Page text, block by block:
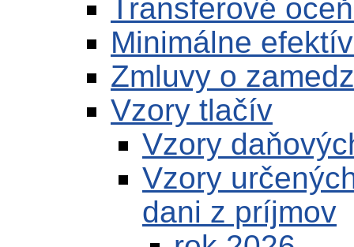
Transferové
Minimálne
Zmluvy o
Vzory tlačív
Vzory
Vzory
dani z príjmov